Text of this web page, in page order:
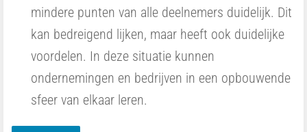
mindere punten van alle deelnemers duidelijk. Dit
kan bedreigend lijken, maar heeft ook duidelijke
voordelen. In deze situatie kunnen
ondernemingen en bedrijven in een opbouwende
sfeer van elkaar leren.